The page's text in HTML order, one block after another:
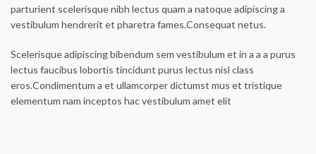
parturient scelerisque nibh lectus quam a natoque adipiscing a
vestibulum hendrerit et pharetra fames.Consequat netus.
Scelerisque adipiscing bibendum sem vestibulum et in a a a purus
lectus faucibus lobortis tincidunt purus lectus nisl class
eros.Condimentum a et ullamcorper dictumst mus et tristique
elementum nam inceptos hac vestibulum amet elit